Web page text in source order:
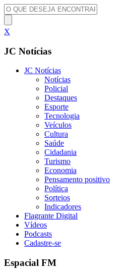
X
JC Notícias
JC Notícias
Notícias
Policial
Destaques
Esporte
Tecnologia
Veículos
Cultura
Saúde
Cidadania
Turismo
Economia
Pensamento positivo
Política
Sorteios
Indicadores
Flagrante Digital
Vídeos
Podcasts
Cadastre-se
Espacial FM